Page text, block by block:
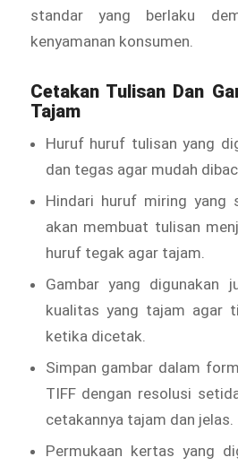
standar yang berlaku
kenyamanan konsumen.
Cetakan Tulisan Dan
Tajam
Huruf huruf tulisan yang
dan tegas agar mudah
Hindari huruf miring yang
akan membuat tulisan
huruf tegak agar tajam.
Gambar yang digunakan
kualitas yang tajam agar
ketika dicetak.
Simpan gambar dalam
TIFF dengan resolusi
cetakannya tajam dan jelas.
Permukaan kertas yang